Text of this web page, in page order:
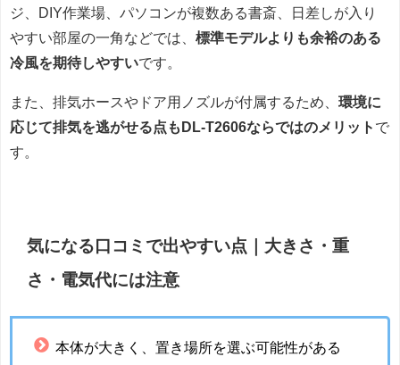
ジ、DIY作業場、パソコンが複数ある書斎、日差しが入り
やすい部屋の一角などでは、 標準モデルよりも余裕のある
冷風を期待しやすいです。
また、排気ホースやドア用ノズルが付属するため、 環境に
応じて排気を逃がせる点もDL-T2606ならではのメリット で
す。
気になる口コミで出やすい点｜大きさ・重
さ・電気代には注意
本体が大きく、置き場所を選ぶ可能性がある